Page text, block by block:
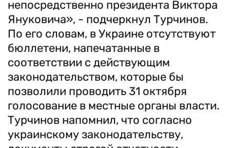
непосредственно президента Виктора
Януковича», - подчеркнул Турчинов.
По его словам, в Украине отсутствуют
бюллетени, напечатанные в
соответствии с действующим
законодательством, которые бы
позволили проводить 31 октября
голосование в местные органы власти.
Турчинов напомнил, что согласно
украинскому законодательству,